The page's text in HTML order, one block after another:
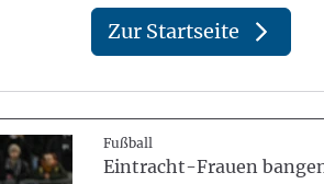
Zur Startseite
Fußball
Eintracht-Frauen